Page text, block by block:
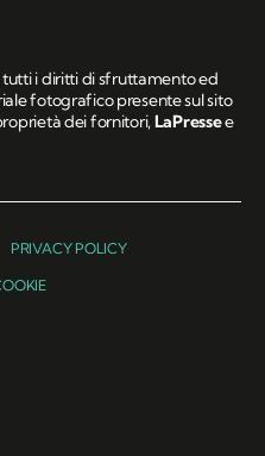
i diritti di sfruttamento ed
fotografico presente sul sito
dei fornitori,LaPressee
PRIVACY POLICY